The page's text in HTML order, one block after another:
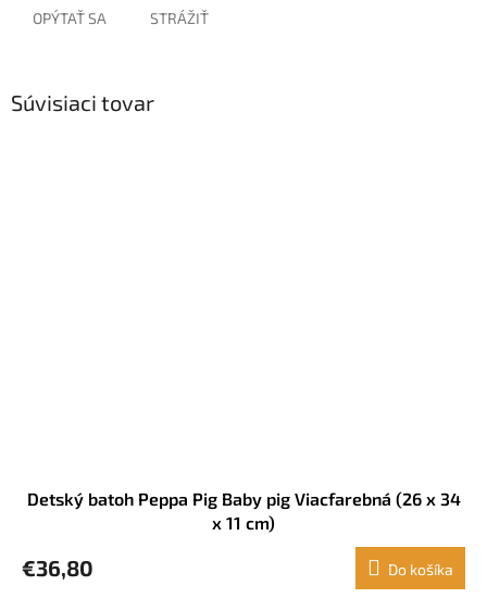
OPÝTAŤ SA STRÁŽIŤ
Súvisiaci tovar
Detský batoh Peppa Pig Baby pig Viacfarebná (26 x 34
x 11 cm)
€36,80 Do košíka